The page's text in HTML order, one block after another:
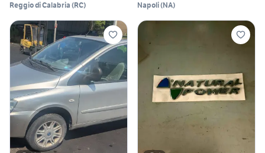
Reggio di Calabria (RC) Napoli(NA)